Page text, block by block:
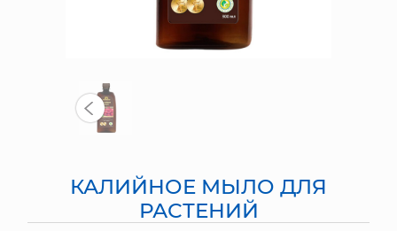
ПРЕДМЕТЫ ИНТЕРЬЕРА
ЯЩИКИ
СУНДУКИ
КАЛИЙНОЕ МЫЛО ДЛЯ
РАСТЕНИЙ